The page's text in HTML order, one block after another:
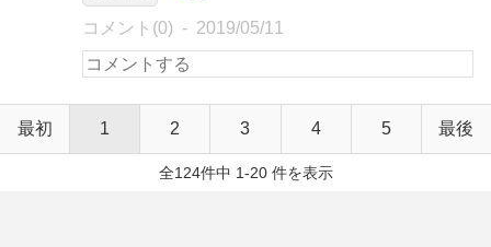
コメント(0) 2019/05/11
最初 1 2 3 4 5 最後
全124件中 1-20 件を表示